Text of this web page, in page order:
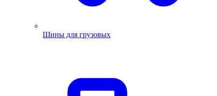
Шины для грузовых